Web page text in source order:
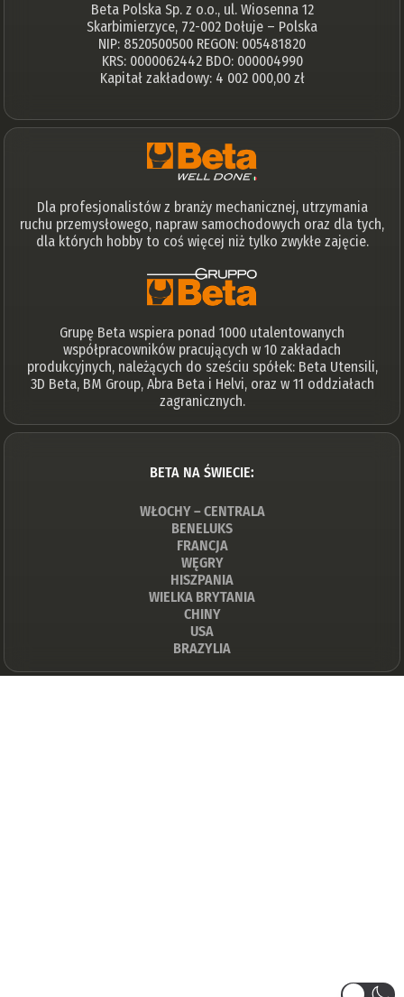
Beta Polska Sp. z o.o., ul. Wiosenna 12
Skarbimierzyce, 72-002 Dołuje – Polska
NIP: 8520500500 REGON: 005481820
KRS: 0000062442 BDO: 000004990
Kapitał zakładowy: 4 002 000,00 zł
Dla profesjonalistów z branży mechanicznej, utrzymania
ruchu przemysłowego, napraw samochodowych oraz dla tych,
dla których hobby to coś więcej niż tylko zwykłe zajęcie.
Grupę Beta wspiera ponad 1000 utalentowanych
współpracowników pracujących w 10 zakładach
produkcyjnych, należących do sześciu spółek: Beta Utensili,
3D Beta, BM Group, Abra Beta i Helvi, oraz w 11 oddziałach
zagranicznych.
BETA NA ŚWIECIE:
WŁOCHY – CENTRALA
BENELUKS
FRANCJA
WĘGRY
HISZPANIA
WIELKA BRYTANIA
CHINY
USA
BRAZYLIA